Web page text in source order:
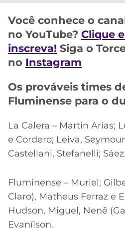
MELHORES
CASSINOS
ONLINE
2026
GRÊMIO
ATLÉTICO
CRUZEIRO
CAMPEÕES
LALIGA
Você conhece o
no YouTube? Clique
inscreva! Siga o
no Instagram
Os prováveis times
Fluminense para o
La Calera – Martin Arias;
e Cordero; Leiva,
Castellani, Stefanelli; Sáez.
Fluminense – Muriel;
Claro), Matheus Ferraz e
Hudson, Miguel, Nenê
Evanílson.